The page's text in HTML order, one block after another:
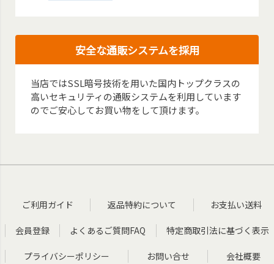
安全な通販システムを採用
当店ではSSL暗号技術を用いた国内トップクラスの
高いセキュリティの通販システムを利用しています
のでご安心してお買い物をして頂けます。
ご利用ガイド 返品特約について お支払い送料
会員登録 よくあるご質問FAQ 特定商取引法に基づく表示
プライバシーポリシー お問い合せ 会社概要